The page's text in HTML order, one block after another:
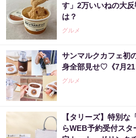
す」2万いいねの大
は？
グルメ
サンマルクカフェ初
身全部見せ♡《7月21
グルメ
【タリーズ】特別な
らWEB予約受付ス